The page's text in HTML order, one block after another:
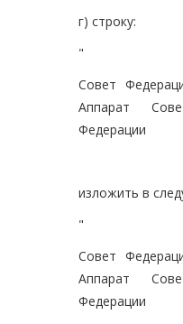
г) строку:
"
Совет
Аппарат
Федерации
изложить в
"
Совет
Аппарат
Федерации